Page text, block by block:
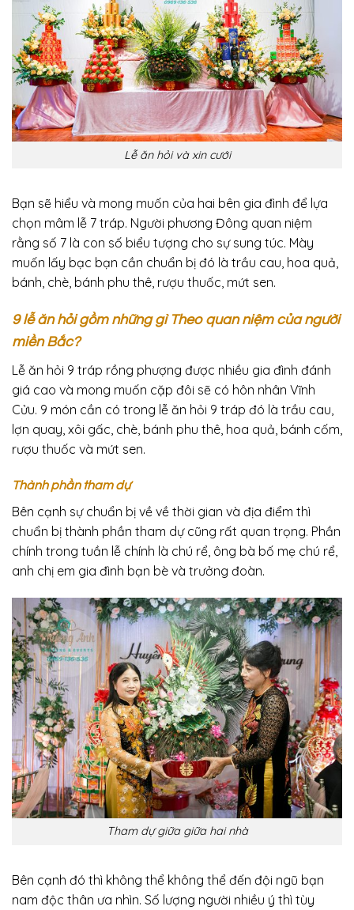
Lễ ăn hỏi và xin cưới
Bạn sẽ hiểu và mong muốn của hai bên gia đình để lựa
chọn mâm lễ 7 tráp. Người phương Đông quan niệm
rằng số 7 là con số biểu tượng cho sự sung túc. Mày
muốn lấy bạc bạn cần chuẩn bị đó là trầu cau, hoa quả,
bánh, chè, bánh phu thê, rượu thuốc, mứt sen.
9 lễ ăn hỏi gồm những gì Theo quan niệm của người
miền Bắc?
Lễ ăn hỏi 9 tráp rồng phượng được nhiều gia đình đánh
giá cao và mong muốn cặp đôi sẽ có hôn nhân Vĩnh
Cửu. 9 món cần có trong lễ ăn hỏi 9 tráp đó là trầu cau,
lợn quay, xôi gấc, chè, bánh phu thê, hoa quả, bánh cốm,
rượu thuốc và mứt sen.
Thành phần tham dự
Bên cạnh sự chuẩn bị về về thời gian và địa điểm thì
chuẩn bị thành phần tham dự cũng rất quan trọng. Phần
chính trong tuần lễ chính là chú rể, ông bà bố mẹ chú rể,
anh chị em gia đình bạn bè và trưởng đoàn.
Tham dự giữa giữa hai nhà
Bên cạnh đó thì không thể không thể đến đội ngũ bạn
nam độc thân ưa nhìn. Số lượng người nhiều ý thì tùy